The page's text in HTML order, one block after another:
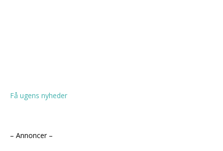
Få ugens nyheder
– Annoncer –